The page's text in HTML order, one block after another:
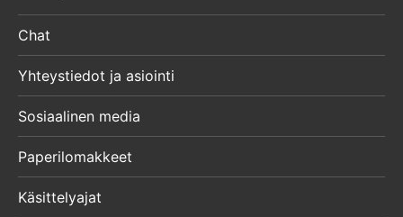
Chat
Yhteystiedot ja asiointi
Sosiaalinen media
Paperilomakkeet
Käsittelyajat